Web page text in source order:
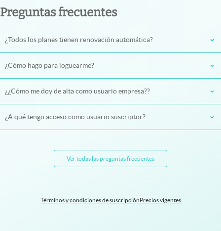
Preguntas frecuentes
¿Todos los planes tienen renovación automática?
¿Cómo hago para loguearme?
¿¿Cómo me doy de alta como usuario empresa??
¿A qué tengo acceso como usuario suscriptor?
Ver todas las preguntas frecuentes
Términos y condiciones de suscripción Precios vigentes